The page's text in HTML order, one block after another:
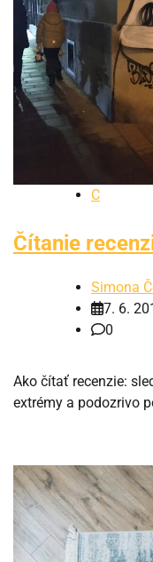
C
Čítanie
Simona
7. 6.
0
Ako čítať recenzie:
extrémy a podozrivo